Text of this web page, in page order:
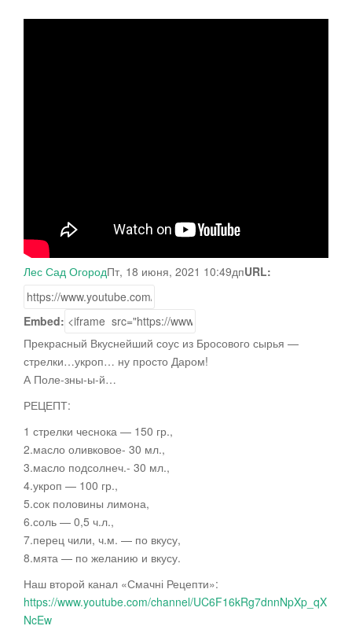
Лес Сад ОгородПт, 18 июня, 2021 10:49дпURL:
Embed:
Прекрасный Вкуснейший соус из Бросового сырья —
стрелки…укроп… ну просто Даром!
А Поле-зны-ы-й…
РЕЦЕПТ:
1 стрелки чеснока — 150 гр.,
2.масло оливковое- 30 мл.,
3.масло подсолнеч.- 30 мл.,
4.укроп — 100 гр.,
5.сок половины лимона,
6.соль — 0,5 ч.л.,
7.перец чили, ч.м. — по вкусу,
8.мята — по желанию и вкусу.
Наш второй канал «Смачні Рецепти»:
https://www.youtube.com/channel/UC6F16kRg7dnnNpXp_qX
NcEw